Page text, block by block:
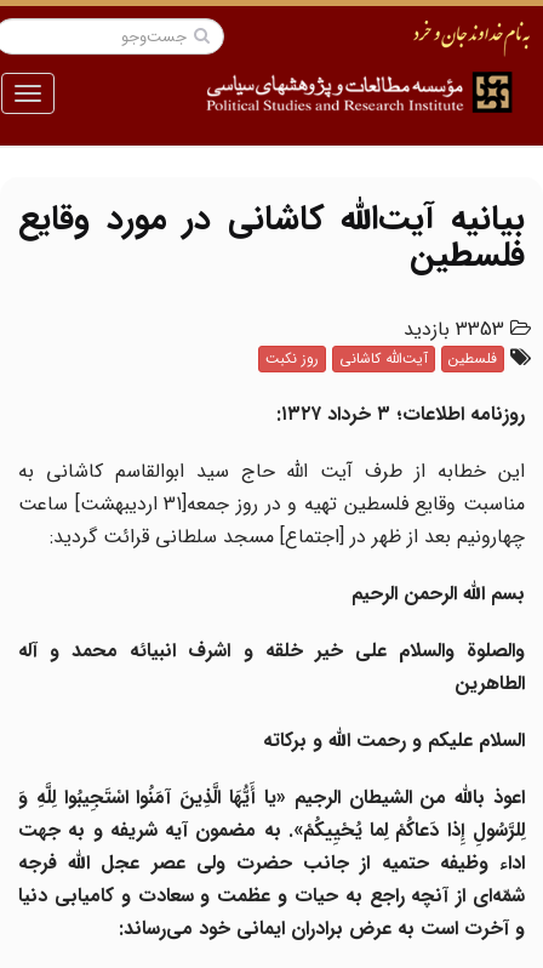
منو
بیانیه آیت‌الله کاشانی در مورد وقایع
فلسطین
3353 بازدید
فلسطین آیت‌الله کاشانی روز نکبت
روزنامه اطلاعات؛ ۳ خرداد ۱۳۲۷:
این خطابه از طرف آیت ‌الله حاج سید ابوالقاسم کاشانی به
مناسبت وقایع فلسطین تهیه و در روز جمعه[31 اردیبهشت] ساعت
چهارونیم بعد از ظهر در [اجتماع] مسجد سلطانی قرائت گردید:
بسم الله الرحمن الرحیم
والصلوة والسلام علی خیر خلقه و اشرف انبیائه محمد و آله
الطاهرین
السلام علیکم و رحمت الله و برکاته
اعوذ بالله من الشیطان الرجیم «یا أَیُّهَا الَّذِینَ آمَنُوا اسْتَجِیبُوا لِلَّهِ وَ
لِلرَّسُولِ إِذا دَعاکُمْ لِما یُحْیِیکُمْ». به مضمون آیه شریفه و به جهت
اداء وظیفه حتمیه از جانب حضرت ولی عصر عجل الله فرجه
شمّه‌ای از آنچه راجع به حیات و عظمت و سعادت و کامیابی دنیا
و آخرت است به عرض برادران ایمانی خود می‌رساند: